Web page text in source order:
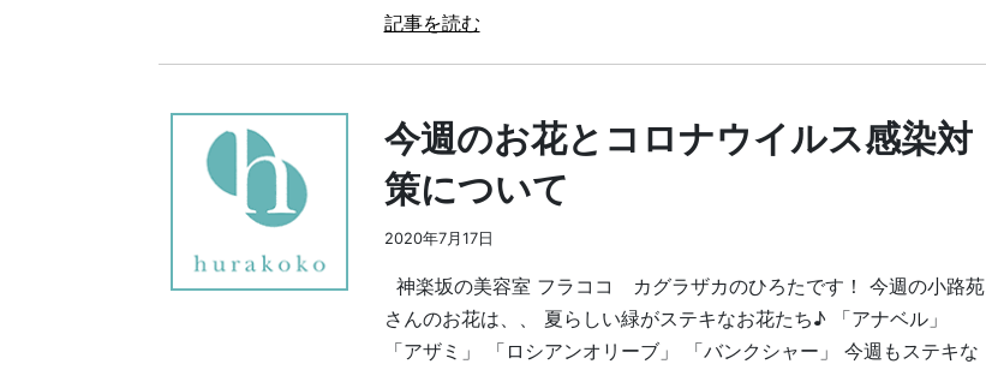
記事を読む
今週のお花とコロナウイルス感染対
策について
2020年7月17日
神楽坂の美容室 フラココ カグラザカのひろたです！ 今週の小路苑
さんのお花は、、 夏らしい緑がステキなお花たち♪ 「アナベル」
「アザミ」 「ロシアンオリーブ」 「バンクシャー」 今週もステキな